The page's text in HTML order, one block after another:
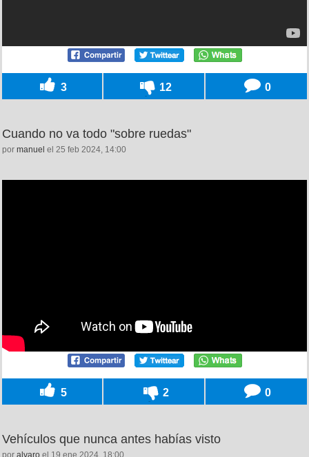
3 12 0
Cuando no va todo "sobre ruedas"
por manuel el 25 feb 2024, 14:00
5 2 0
Vehículos que nunca antes habías visto
por alvaro el 19 ene 2024, 18:00